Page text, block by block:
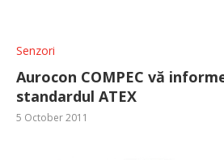
Senzori
Aurocon COMPEC vă
standardul ATEX
5 October 2011